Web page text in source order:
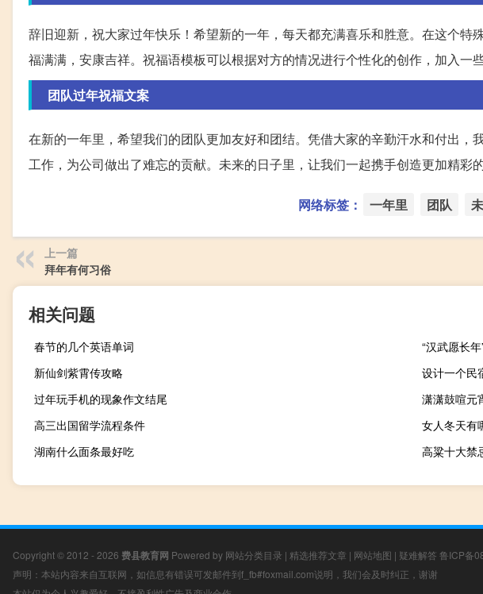
辞旧迎新，祝大家过年快乐！希望新的一年，每天都充满喜乐和胜意。在这个特
福满满，安康吉祥。祝福语模板可以根据对方的情况进行个性化的创作，加入一
团队过年祝福文案
在新的一年里，希望我们的团队更加友好和团结。凭借大家的辛勤汗水和付出，
工作，为公司做出了难忘的贡献。未来的日子里，让我们一起携手创造更加精彩
网络标签： 一年里 团队
上一篇
拜年有何习俗
相关问题
春节的几个英语单词
“汉武愿长
新仙剑紫霄传攻略
设计一个民
过年玩手机的现象作文结尾
潇潇鼓喧元
高三出国留学流程条件
女人冬天有
湖南什么面条最好吃
高粱十大禁
Copyright © 2012 - 2026 费县教育网 Powered by 网站分类目录 | 精选推荐文章 | 网站地图 | 疑难解答 鲁ICP备
声明：本站内容来自互联网，如信息有错误可发邮件到f_fb#foxmail.com说明，我们会及时纠正，谢谢